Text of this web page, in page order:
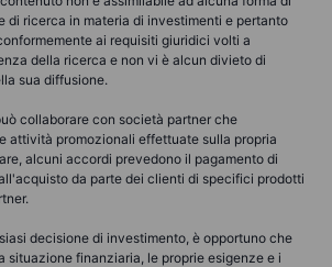
di ricerca in materia di investimenti e pertanto
ai requisiti giuridici volti a
della ricerca e non vi è alcun divieto di
sua diffusione.
collaborare con società partner che
attività promozionali effettuate sulla propria
alcuni accordi prevedono il pagamento di
da parte dei clienti di specifici prodotti
decisione di investimento, è opportuno che
situazione finanziaria, le proprie esigenze e i